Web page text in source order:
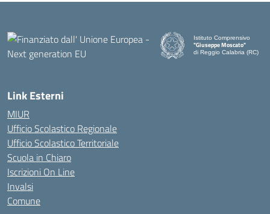
Istituto Comprensivo
"Giuseppe Moscato"
di Reggio Calabria (RC)
Link Esterni
MIUR
Ufficio Scolastico Regionale
Ufficio Scolastico Territoriale
Scuola in Chiaro
Iscrizioni On Line
Invalsi
Comune